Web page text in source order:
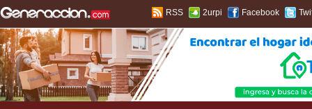
RSS 2urpi Facebook